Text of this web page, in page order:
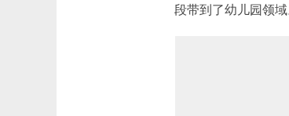
段带到了幼儿园领域